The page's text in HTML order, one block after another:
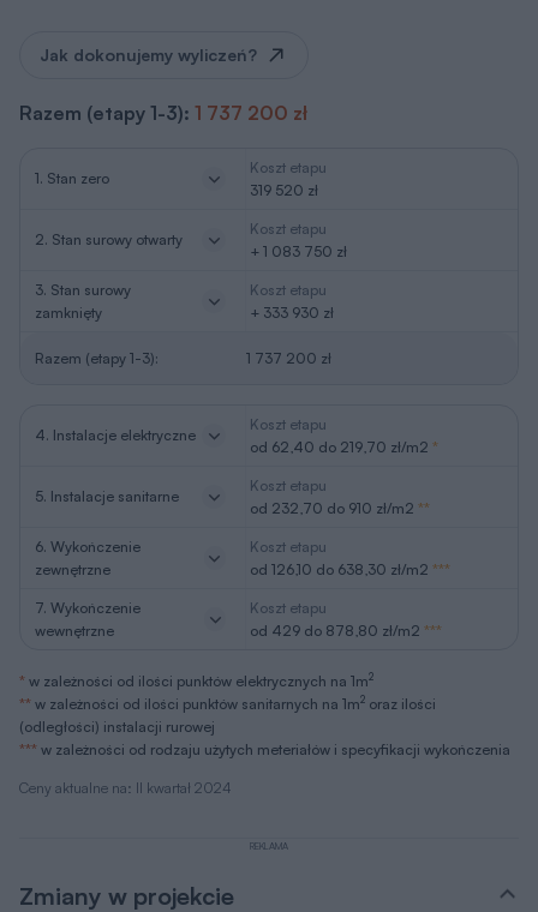
Ceny aktualne na: II kwartał 2024
Jak dokonujemy wyliczeń?
Razem (etapy 1-3): 1 737 200 zł
1. Stan zero
Koszt etapu
319 520 zł
2. Stan surowy otwarty
Koszt etapu
+ 1 083 750 zł
3. Stan surowy
zamknięty
Koszt etapu
+ 333 930 zł
Razem (etapy 1-3): 1 737 200 zł
4. Instalacje elektryczne
Koszt etapu
od 62,40 do 219,70 zł/m2 *
5. Instalacje sanitarne
Koszt etapu
od 232,70 do 910 zł/m2 **
6. Wykończenie
zewnętrzne
Koszt etapu
od 126,10 do 638,30 zł/m2 ***
7. Wykończenie
wewnętrzne
Koszt etapu
od 429 do 878,80 zł/m2 ***
* w zależności od ilości punktów elektrycznych na 1m2
** w zależności od ilości punktów sanitarnych na 1m2 oraz ilości
(odległości) instalacji rurowej
*** w zależności od rodzaju użytych meteriałów i specyfikacji wykończenia
REKLAMA
Zmiany w projekcie